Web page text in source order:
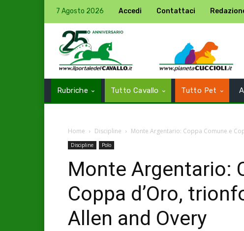
7 Agosto 2026 Accedi Contattaci
Rubriche Tutto Cavallo Tutto Pet
Home Discipline Monte Argentario: Coppa Comune e
Discipline Polo
Monte Argentario:
Coppa d’Oro,
Allen and Overy